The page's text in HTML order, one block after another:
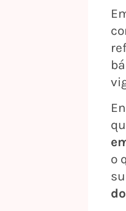
o